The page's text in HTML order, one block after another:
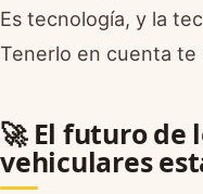
Es tecnología, y la
Tenerlo en cuenta te
🚀 El futuro de
vehiculares